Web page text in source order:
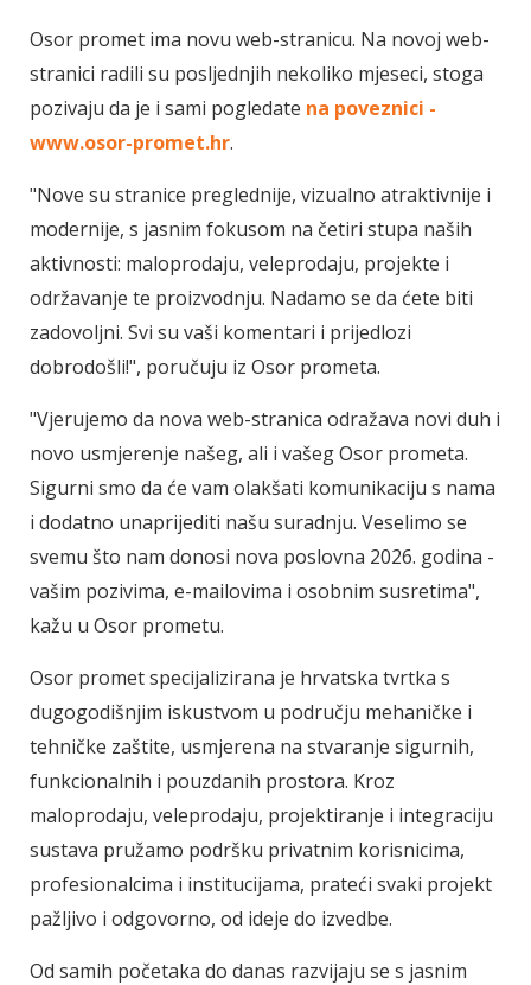
Osor promet ima novu web-stranicu. Na novoj web-
stranici radili su posljednjih nekoliko mjeseci, stoga
pozivaju da je i sami pogledate na poveznici -
www.osor-promet.hr.
"Nove su stranice preglednije, vizualno atraktivnije i
modernije, s jasnim fokusom na četiri stupa naših
aktivnosti: maloprodaju, veleprodaju, projekte i
održavanje te proizvodnju. Nadamo se da ćete biti
zadovoljni. Svi su vaši komentari i prijedlozi
dobrodošli!", poručuju iz Osor prometa.
"Vjerujemo da nova web-stranica odražava novi duh i
novo usmjerenje našeg, ali i vašeg Osor prometa.
Sigurni smo da će vam olakšati komunikaciju s nama
i dodatno unaprijediti našu suradnju. Veselimo se
svemu što nam donosi nova poslovna 2026. godina -
vašim pozivima, e-mailovima i osobnim susretima",
kažu u Osor prometu.
Osor promet specijalizirana je hrvatska tvrtka s
dugogodišnjim iskustvom u području mehaničke i
tehničke zaštite, usmjerena na stvaranje sigurnih,
funkcionalnih i pouzdanih prostora. Kroz
maloprodaju, veleprodaju, projektiranje i integraciju
sustava pružamo podršku privatnim korisnicima,
profesionalcima i institucijama, prateći svaki projekt
pažljivo i odgovorno, od ideje do izvedbe.
Od samih početaka do danas razvijaju se s jasnim